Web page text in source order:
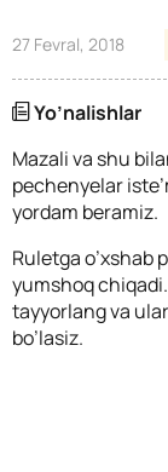
27 Fevral, 2018
Yo’nalishlar
Mazali va shu
pechenyelar
yordam beramiz.
Ruletga o’xshab
yumshoq
tayyorlang va
bo’lasiz.